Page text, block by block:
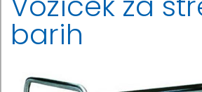
barih